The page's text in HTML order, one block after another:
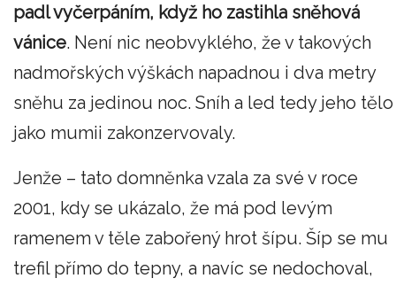
padl vyčerpáním, když ho zastihla sněhová
vánice. Není nic neobvyklého, že v takových
nadmořských výškách napadnou i dva metry
sněhu za jedinou noc. Sníh a led tedy jeho tělo
jako mumii zakonzervovaly.
Jenže – tato domněnka vzala za své v roce
2001, kdy se ukázalo, že má pod levým
ramenem v těle zabořený hrot šípu. Šíp se mu
trefil přímo do tepny, a navíc se nedochoval,